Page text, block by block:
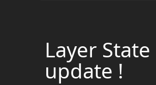
Layer
update !